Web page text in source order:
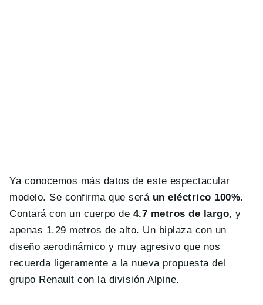
Ya conocemos más datos de este espectacular
modelo. Se confirma que será un eléctrico 100%.
Contará con un cuerpo de 4.7 metros de largo, y
apenas 1.29 metros de alto. Un biplaza con un
diseño aerodinámico y muy agresivo que nos
recuerda ligeramente a la nueva propuesta del
grupo Renault con la división Alpine.